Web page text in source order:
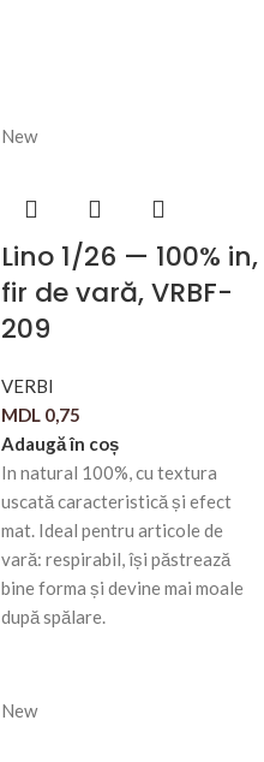
New
Lino 1/26 — 100% in,
fir de vară, VRBF-
209
VERBI
MDL 0,75
Adaugă în coș
In natural 100%, cu textura
uscată caracteristică și efect
mat. Ideal pentru articole de
vară: respirabil, își păstrează
bine forma și devine mai moale
după spălare.
New